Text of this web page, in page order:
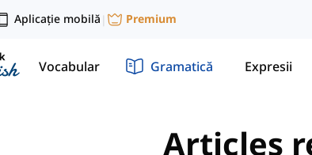
Aplicație mobilă | Premium
Vocabular Gramatică Expresii
Articles